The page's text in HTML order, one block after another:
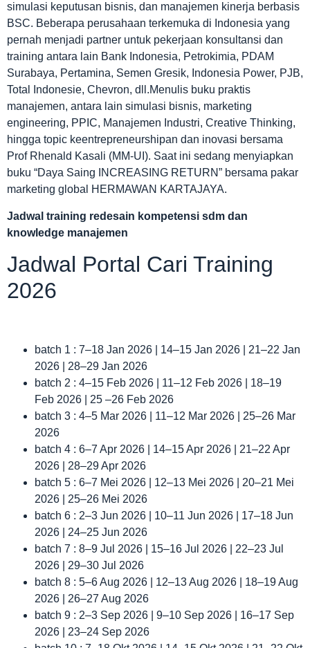
simulasi keputusan bisnis, dan manajemen kinerja berbasis
BSC. Beberapa perusahaan terkemuka di Indonesia yang
pernah menjadi partner untuk pekerjaan konsultansi dan
training antara lain Bank Indonesia, Petrokimia, PDAM
Surabaya, Pertamina, Semen Gresik, Indonesia Power, PJB,
Total Indonesie, Chevron, dll.Menulis buku praktis
manajemen, antara lain simulasi bisnis, marketing
engineering, PPIC, Manajemen Industri, Creative Thinking,
hingga topic keentrepreneurshipan dan inovasi bersama
Prof Rhenald Kasali (MM-UI). Saat ini sedang menyiapkan
buku “Daya Saing INCREASING RETURN” bersama pakar
marketing global HERMAWAN KARTAJAYA.
Jadwal training redesain kompetensi sdm dan
knowledge manajemen
Jadwal Portal Cari Training
2026
batch 1 : 7–18 Jan 2026 | 14–15 Jan 2026 | 21–22 Jan
2026 | 28–29 Jan 2026
batch 2 : 4–15 Feb 2026 | 11–12 Feb 2026 | 18–19
Feb 2026 | 25 –26 Feb 2026
batch 3 : 4–5 Mar 2026 | 11–12 Mar 2026 | 25–26 Mar
2026
batch 4 : 6–7 Apr 2026 | 14–15 Apr 2026 | 21–22 Apr
2026 | 28–29 Apr 2026
batch 5 : 6–7 Mei 2026 | 12–13 Mei 2026 | 20–21 Mei
2026 | 25–26 Mei 2026
batch 6 : 2–3 Jun 2026 | 10–11 Jun 2026 | 17–18 Jun
2026 | 24–25 Jun 2026
batch 7 : 8–9 Jul 2026 | 15–16 Jul 2026 | 22–23 Jul
2026 | 29–30 Jul 2026
batch 8 : 5–6 Aug 2026 | 12–13 Aug 2026 | 18–19 Aug
2026 | 26–27 Aug 2026
batch 9 : 2–3 Sep 2026 | 9–10 Sep 2026 | 16–17 Sep
2026 | 23–24 Sep 2026